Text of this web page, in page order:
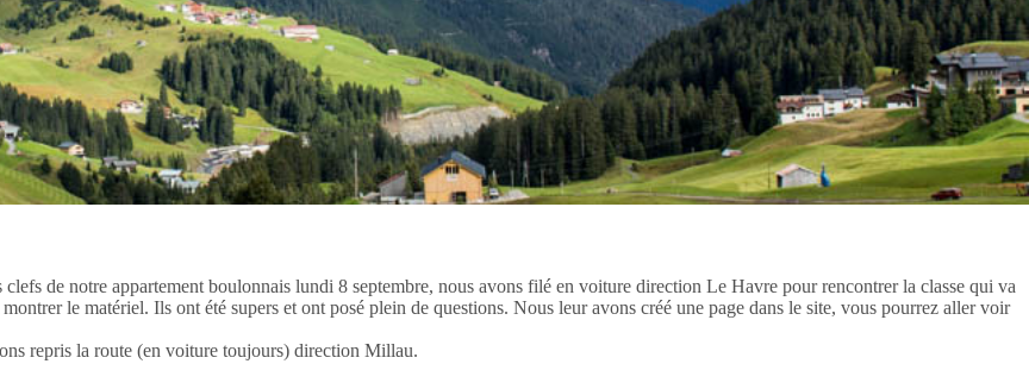
de notre appartement boulonnais lundi 8 septembre, nous avons filé en voiture direction Le Havre pour rencontrer la classe qui va
le matériel. Ils ont été supers et ont posé plein de questions. Nous leur avons créé une page dans le site, vous pourrez aller voir
repris la route (en voiture toujours) direction Millau.